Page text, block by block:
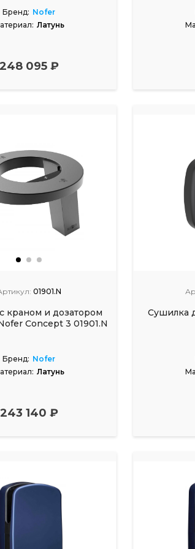
Бренд: Nofer
Латунь
095 ₽
01901.N
краном и дозатором
Concept 3 01901.N
Бренд: Nofer
Латунь
243 140 ₽
Сушилка